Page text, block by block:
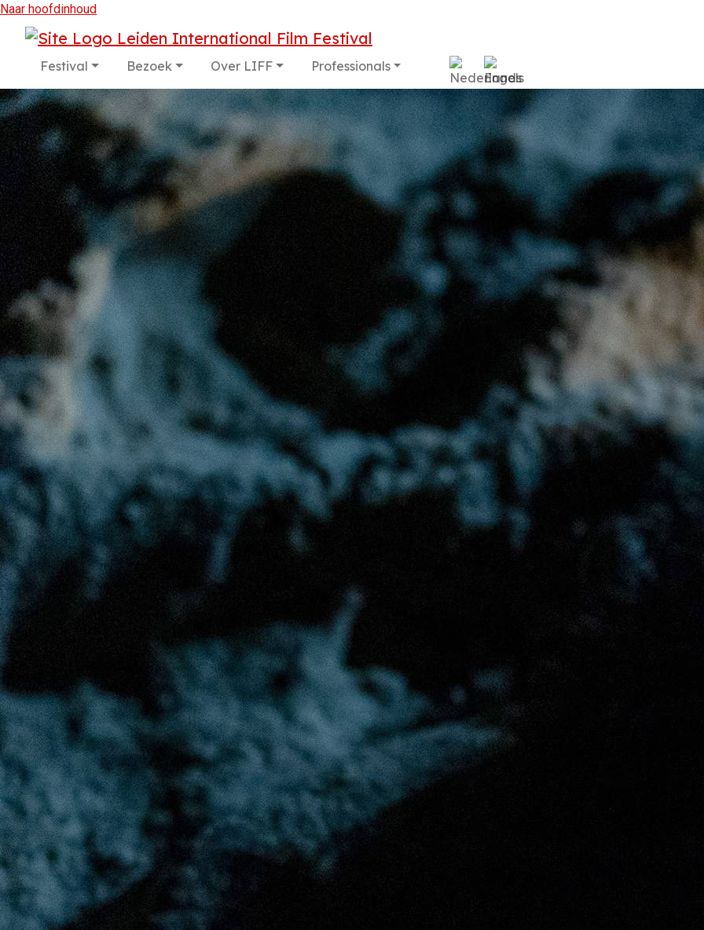
Naar hoofdinhoud
Festival Bezoek Over LIFF Professionals